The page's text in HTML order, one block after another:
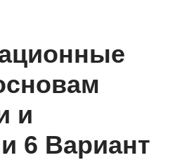
и
6 Вариант